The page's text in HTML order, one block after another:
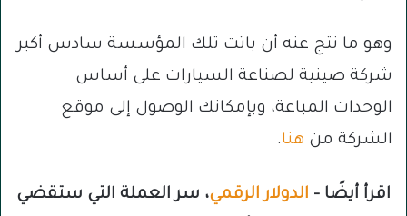
وهو ما نتج عنه أن باتت تلك المؤسسة سادس أكبر
شركة صينية لصناعة السيارات على أساس
الوحدات المباعة، وبإمكانك الوصول إلى موقع
الشركة من هنا.
اقرأ أيضًا – الدولار الرقمي، سر العملة التي ستقضي